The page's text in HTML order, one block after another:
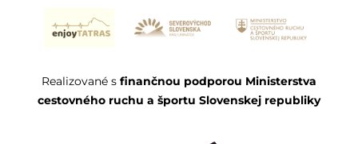
Realizované s finančnou podporou Ministerstva
cestovného ruchu a športu Slovenskej republiky